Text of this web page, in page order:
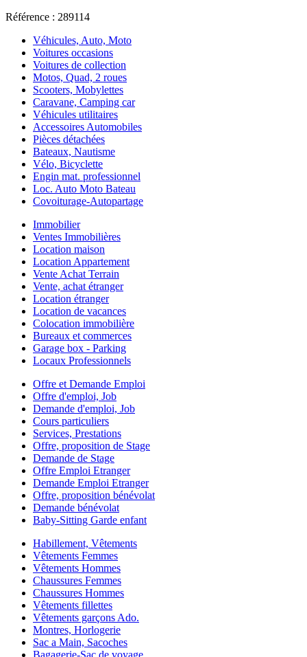
Référence : 289114
Véhicules, Auto, Moto
Voitures occasions
Voitures de collection
Motos, Quad, 2 roues
Scooters, Mobylettes
Caravane, Camping car
Véhicules utilitaires
Accessoires Automobiles
Pièces détachées
Bateaux, Nautisme
Vélo, Bicyclette
Engin mat. professionnel
Loc. Auto Moto Bateau
Covoiturage-Autopartage
Immobilier
Ventes Immobilières
Location maison
Location Appartement
Vente Achat Terrain
Vente, achat étranger
Location étranger
Location de vacances
Colocation immobilière
Bureaux et commerces
Garage box - Parking
Locaux Professionnels
Offre et Demande Emploi
Offre d'emploi, Job
Demande d'emploi, Job
Cours particuliers
Services, Prestations
Offre, proposition de Stage
Demande de Stage
Offre Emploi Etranger
Demande Emploi Etranger
Offre, proposition bénévolat
Demande bénévolat
Baby-Sitting Garde enfant
Habillement, Vêtements
Vêtements Femmes
Vêtements Hommes
Chaussures Femmes
Chaussures Hommes
Vêtements fillettes
Vêtements garçons Ado.
Montres, Horlogerie
Sac a Main, Sacoches
Bagagerie-Sac de voyage